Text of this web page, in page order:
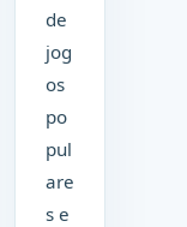
de
jog
os
po
pul
are
s e